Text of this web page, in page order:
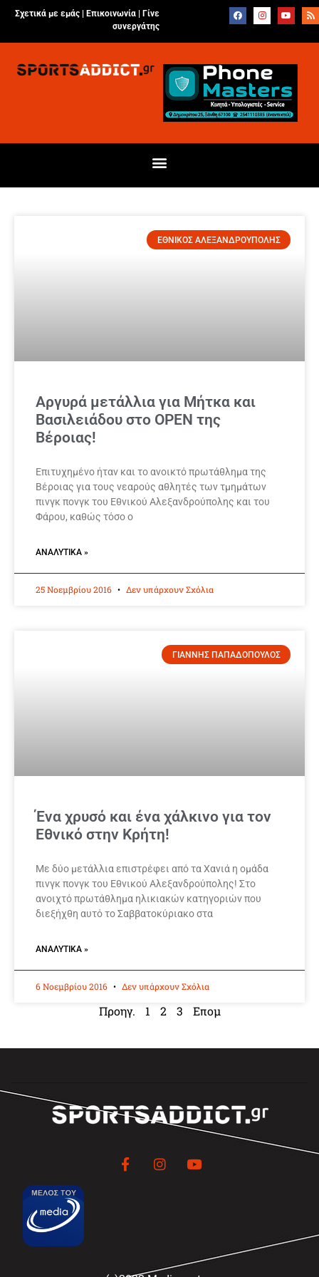
Σχετικά με εμάς | Επικοινωνία
Γίνε
συνεργάτης
ΕΘΝΙΚΟΣ ΑΛΕΞΑΝΔΡΟΥΠΟΛΗΣ
Αργυρά μετάλλια για Μήτκα και
Βασιλειάδου στο OPEN της
Βέροιας!
Επιτυχημένο ήταν και το ανοικτό πρωτάθλημα της
Βέροιας για τους νεαρούς αθλητές των τμημάτων
πινγκ πονγκ του Εθνικού Αλεξανδρούπολης και του
Φάρου, καθώς τόσο ο
ΑΝΑΛΥΤΙΚΆ »
25 Νοεμβρίου 2016 Δεν υπάρχουν Σχόλια
ΓΙΑΝΝΗΣ ΠΑΠΑΔΟΠΟΥΛΟΣ
Ένα χρυσό και ένα χάλκινο για τον
Εθνικό στην Κρήτη!
Με δύο μετάλλια επιστρέφει από τα Χανιά η ομάδα
πινγκ πονγκ του Εθνικού Αλεξανδρούπολης! Στο
ανοιχτό πρωτάθλημα ηλικιακών κατηγοριών που
διεξήχθη αυτό το Σαββατοκύριακο στα
ΑΝΑΛΥΤΙΚΆ »
6 Νοεμβρίου 2016 Δεν υπάρχουν Σχόλια
Προηγ. 1 2 3 Επομ